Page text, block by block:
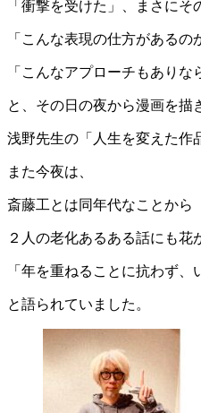
「衝撃を受けた」、まさにそ
「こんな表現の仕方があるの
「こんなアプローチもありな
と、その日の夜から漫画を描
浅野先生の「人生を変えた作
また今夜は、
斎藤工とは同年代なことから
２人の老化あるある話にも花
「年を重ねることに抗わず、
と語られていました。